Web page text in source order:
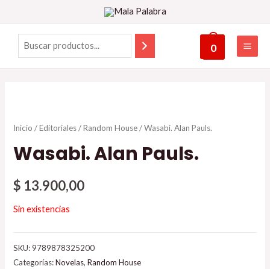
0
Inicio /Editoriales/Random House/ Wasabi. Alan Pauls.
Wasabi. Alan Pauls.
$ 13.900,00
Sin existencias
SKU:9789878325200
Categorías:Novelas,Random House